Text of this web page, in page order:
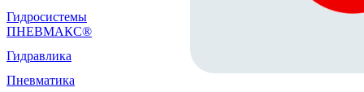
Гидросистемы
ПНЕВМАКС®
Гидравлика
Пневматика